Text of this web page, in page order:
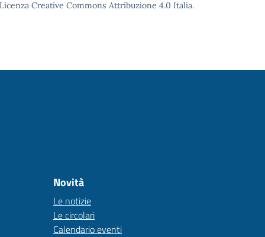
Creative Commons Attribuzione 4.0 Italia.
Novità
Le notizie
Le circolari
Calendario eventi